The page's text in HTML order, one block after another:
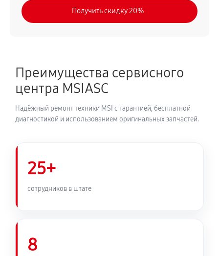
Получить скидку 20%
Преимущества сервисного
центра MSIASC
Надёжный ремонт техники MSI с гарантией, бесплатной
диагностикой и использованием оригинальных запчастей.
25+
сотрудников в штате
8